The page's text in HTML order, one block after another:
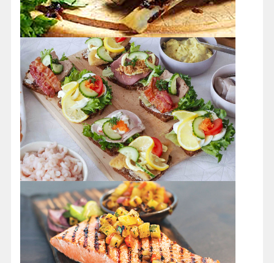
☆Aros現代藝術博物館─位在丹麥奧胡斯的Aros藝
術博物館，收藏許多丹麥重要的藝術品，頂樓的彩
虹步道更是不可錯過的獨特景色。
☆奧胡斯歷史舊城區Den Gamle By─號稱全世界第
一座「戶外開放式歷史博物館」，走一趟這裡就可